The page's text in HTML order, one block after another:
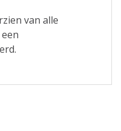
van alle